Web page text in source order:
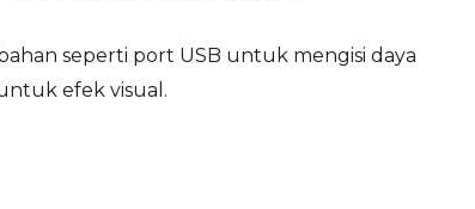
seperti port USB untuk mengisi daya
efek visual.